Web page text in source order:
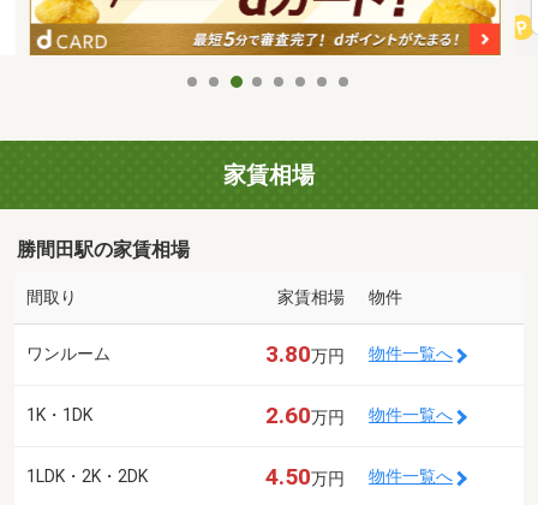
家賃相場
勝間田駅の家賃相場
間取り 家賃相場 物件
ワンルーム 3.80万円 物件一覧へ
1K・1DK 2.60万円 物件一覧へ
1LDK・2K・2DK 4.50万円 物件一覧へ